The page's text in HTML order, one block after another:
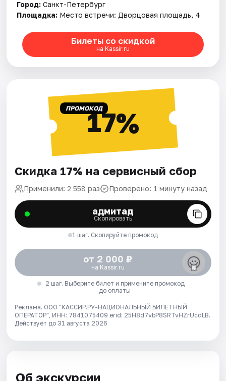
Город: Санкт-Петербург
Площадка: Место встречи: Дворцовая площадь, 4
Билеты со скидкой
на Kassir.ru
ПРОМОКОД17%
Скидка 17% на сервисный сбор
Применили: 2 558 раз Проверено: 1 минуту назад
адмитад
Скопировать
1 шаг. Скопируйте промокод
от 2 000 ₽
на Kassir.ru
2 шаг. Выберите билет и примените промокод
до оплаты
Реклама. ООО "КАССИР.РУ-НАЦИОНАЛЬНЫЙ БИЛЕТНЫЙ
ОПЕРАТОР", ИНН: 7841075409 erid: 25H8d7vbP8SRTvHZrUcdLB.
Действует до 31 августа 2026
Об экскурсии